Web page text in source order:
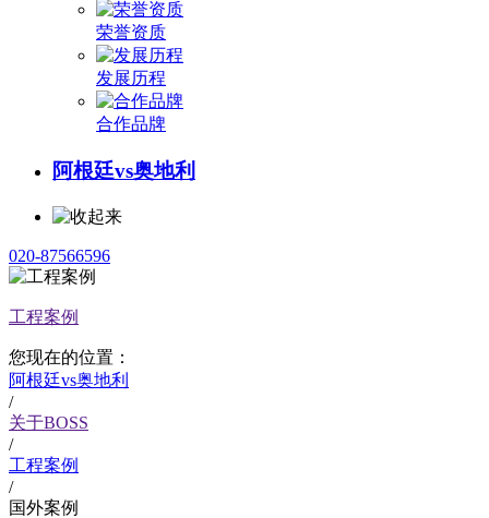
荣誉资质
发展历程
合作品牌
阿根廷vs奥地利
020-87566596
工程案例
您现在的位置：
阿根廷vs奥地利
/
关于BOSS
/
工程案例
/
国外案例